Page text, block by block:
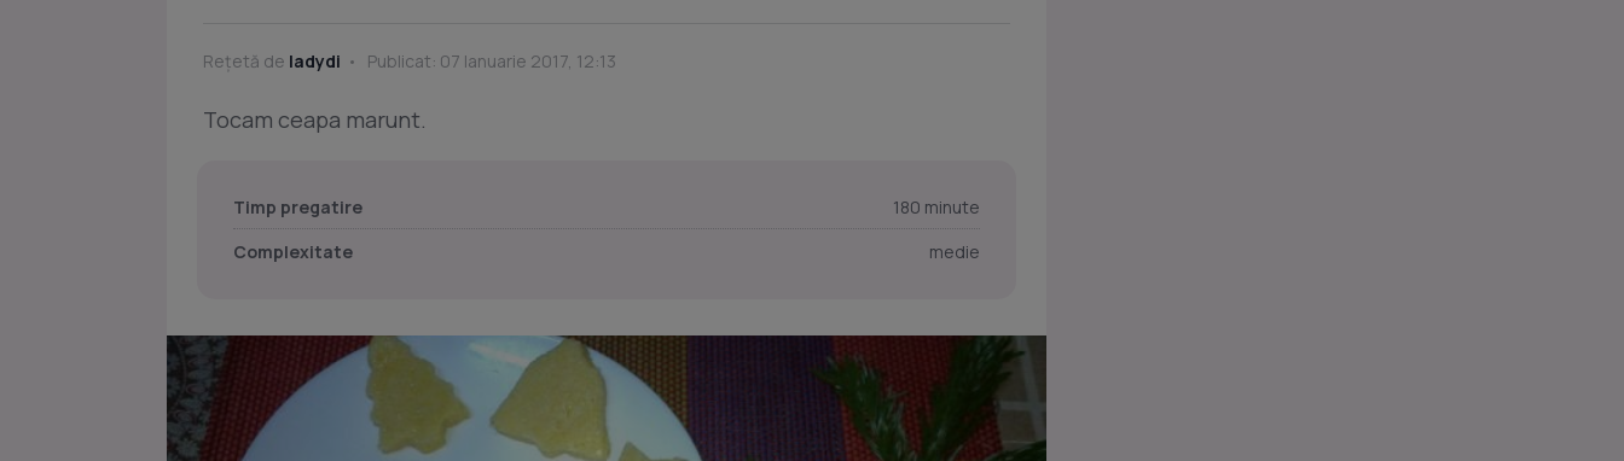
Rețetă de ladydi Publicat: 07 Ianuarie 2017, 12:13
Tocam ceapa marunt.
Timp pregatire
180 minute
Complexitate
medie